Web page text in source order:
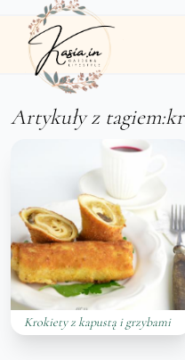
Artykuły z
Krokiety z kapustą i grzybami